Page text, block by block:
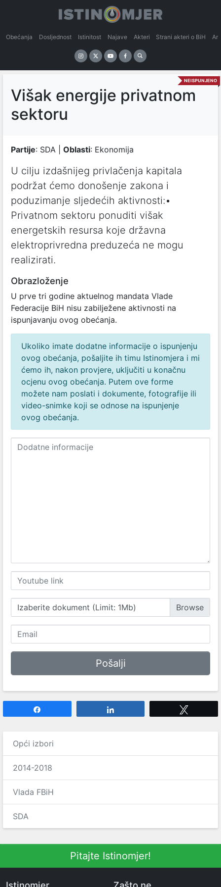
Obećanja Dosljednost Istinitost Najave Akteri Strani akteri o BiH
NEISPUNJENO
Višak energije privatnom
sektoru
Partije: SDA | Oblasti: Ekonomija
U cilju izdašnijeg privlačenja kapitala
podržat ćemo donošenje zakona i
poduzimanje sljedećih aktivnosti:•
Privatnom sektoru ponuditi višak
energetskih resursa koje državna
elektroprivredna preduzeća ne mogu
realizirati.
Obrazloženje
U prve tri godine aktuelnog mandata Vlade
Federacije BiH nisu zabilježene aktivnosti na
ispunjavanju ovog obećanja.
Ukoliko imate dodatne informacije o ispunjenju
ovog obećanja, pošaljite ih timu Istinomjera i mi
ćemo ih, nakon provjere, uključiti u konačnu
ocjenu ovog obećanja. Putem ove forme
možete nam poslati i dokumente, fotografije ili
video-snimke koji se odnose na ispunjenje
ovog obećanja.
Izaberite dokument (Limit: 1Mb)
Opći izbori
2014-2018
Vlada FBiH
SDA
Pitajte Istinomjer!